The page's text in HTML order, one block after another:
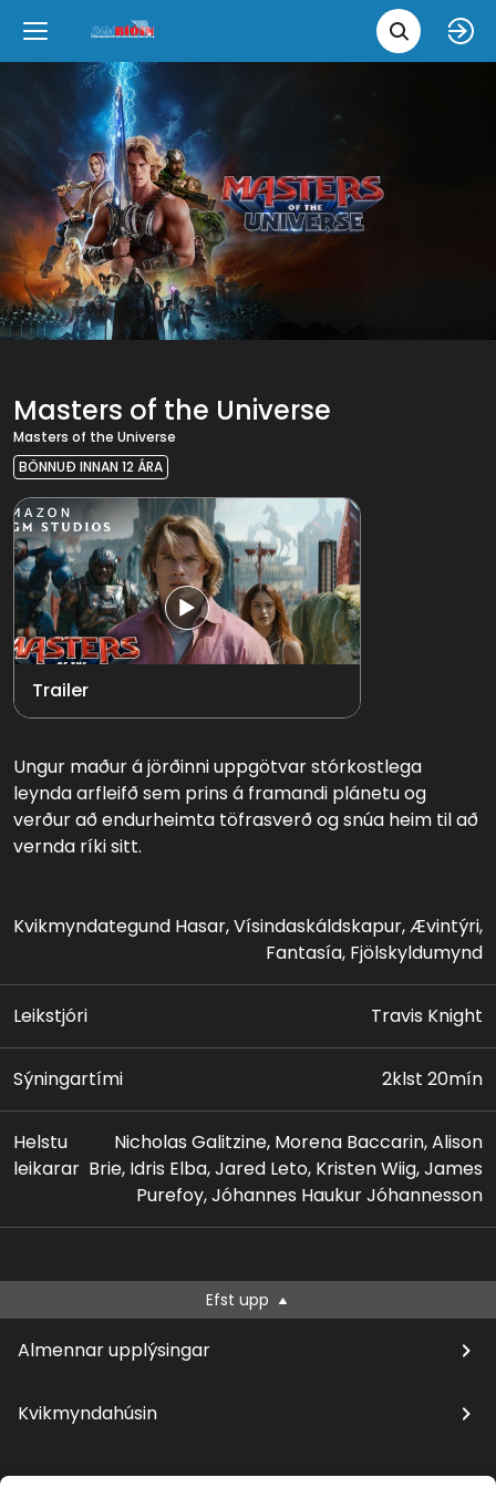
Leita
Back
Væntanlegt
Close
Nýjar myndir
Klassískar myndir
Skvísubíó
Ópera
Back
Tungumál
Close
íslenska
English
Masters of the Universe
Masters of the Universe
BÖNNUÐ INNAN 12 ÁRA
Trailer
Ungur maður á jörðinni uppgötvar stórkostlega
leynda arfleifð sem prins á framandi plánetu og
verður að endurheimta töfrasverð og snúa heim til að
vernda ríki sitt.
Kvikmyndategund Hasar, Vísindaskáldskapur, Ævintýri,
Fantasía, Fjölskyldumynd
Leikstjóri Travis Knight
Sýningartími 2klst 20mín
Helstu
leikarar
Nicholas Galitzine, Morena Baccarin, Alison
Brie, Idris Elba, Jared Leto, Kristen Wiig, James
Purefoy, Jóhannes Haukur Jóhannesson
Efst upp
Almennar upplýsingar
Kvikmyndahúsin